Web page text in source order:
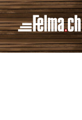
Cookie-